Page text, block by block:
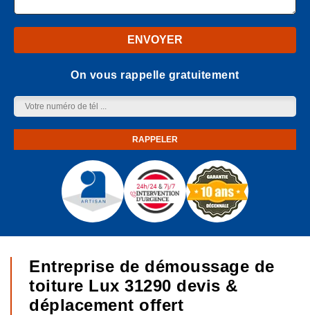
On vous rappelle gratuitement
Entreprise de démoussage de
toiture Lux 31290 devis &
déplacement offert